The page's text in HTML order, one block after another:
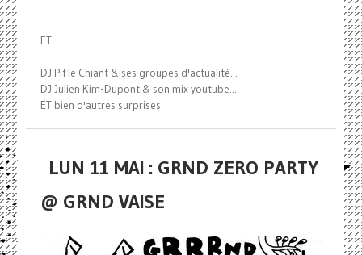
ET
DJ Pif le Chiant & ses groupes d'actualité...
DJ Julien Kim-Dupont & son mix youtube...
ET bien d'autres surprises.
LUN 11 MAI : GRND ZERO PARTY
@ GRND VAISE